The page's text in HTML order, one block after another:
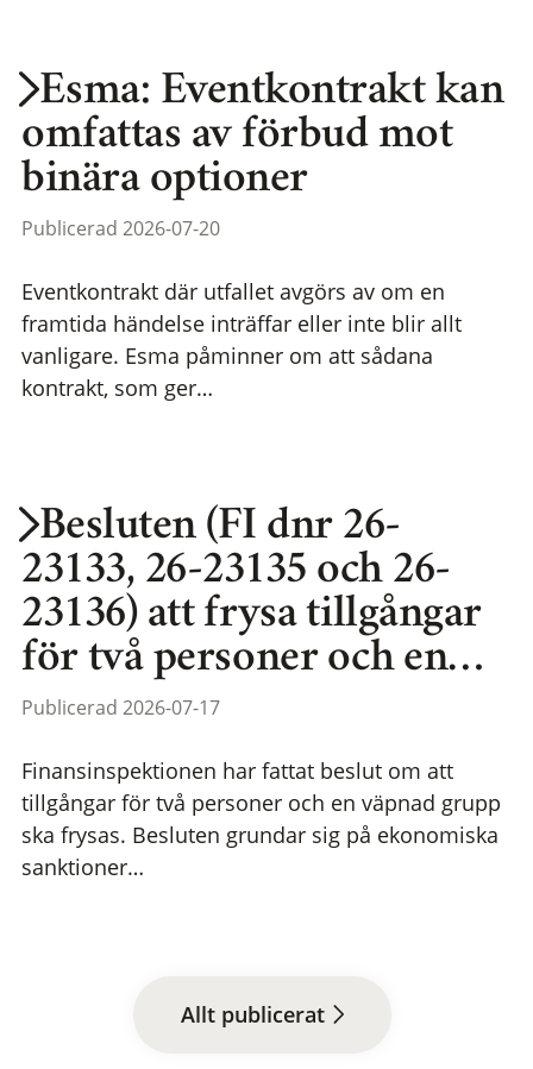
Esma: Eventkontrakt kan
omfattas av förbud mot
binära optioner
Publicerad 2026-07-20
Eventkontrakt där utfallet avgörs av om en
framtida händelse inträffar eller inte blir allt
vanligare. Esma påminner om att sådana
kontrakt, som ger…
Besluten (FI dnr 26-
23133, 26-23135 och 26-
23136) att frysa tillgångar
för två personer och en…
Publicerad 2026-07-17
Finansinspektionen har fattat beslut om att
tillgångar för två personer och en väpnad grupp
ska frysas. Besluten grundar sig på ekonomiska
sanktioner…
Allt publicerat